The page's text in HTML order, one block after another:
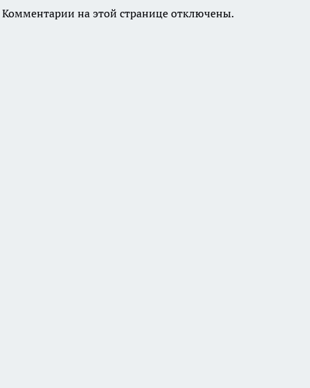
Комментарии на этой странице отключены.